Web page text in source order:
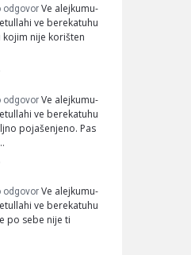
odgovor Ve alejkumu-
ve berekatuhu
nije korišten
odgovor Ve alejkumu-
ve berekatuhu
pojašenjeno. Pas
odgovor Ve alejkumu-
ve berekatuhu
po sebe nije ti